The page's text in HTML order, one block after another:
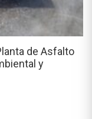
de Asfalto
y